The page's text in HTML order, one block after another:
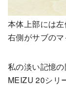
本体上部には左
右側がサブのマ
私の淡い記憶
MEIZU 20シリ